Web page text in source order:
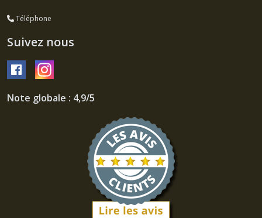
Téléphone
Suivez nous
Note globale : 4,9/5